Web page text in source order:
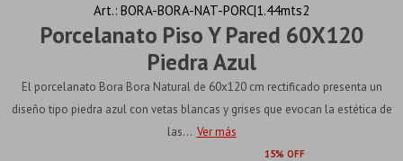
Porcelanato Piso Y Pared 60X120
Piedra Azul
BORA-BORA-NAT-PORC|1.44mts2
El porcelanato Bora Bora Natural de 60x120 cm rectificado presenta un
diseño tipo piedra azul con vetas blancas y grises que evocan la estética de
las... Ver más
15